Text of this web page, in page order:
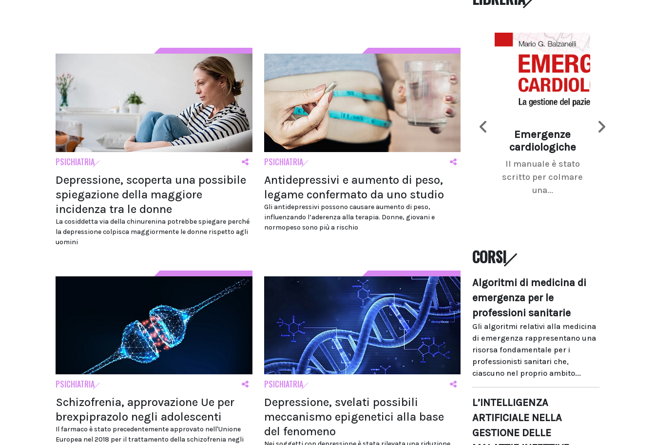
PSICHIATRIA
Depressione, scoperta una possibile
spiegazione della maggiore
incidenza tra le donne
La cosiddetta via della chinurenina potrebbe spiegare perché
la depressione colpisca maggiormente le donne rispetto agli
uomini
PSICHIATRIA
Antidepressivi e aumento di peso,
legame confermato da uno studio
Gli antidepressivi possono causare aumento di peso,
influenzando l’aderenza alla terapia. Donne, giovani e
normopeso sono più a rischio
PSICHIATRIA
Schizofrenia, approvazione Ue per
brexpiprazolo negli adolescenti
Il farmaco è stato precedentemente approvato nell'Unione
Europea nel 2018 per il trattamento della schizofrenia negli
PSICHIATRIA
Depressione, svelati possibili
meccanismo epigenetici alla base
del fenomeno
Emergenze
cardiologiche
Il manuale è stato
scritto per colmare
una...
CORSI
Algoritmi di medicina di
emergenza per le
professioni sanitarie
Gli algoritmi relativi alla medicina
di emergenza rappresentano una
risorsa fondamentale per i
professionisti sanitari che,
ciascuno nel proprio ambito...
L’INTELLIGENZA
ARTIFICIALE NELLA
GESTIONE DELLE